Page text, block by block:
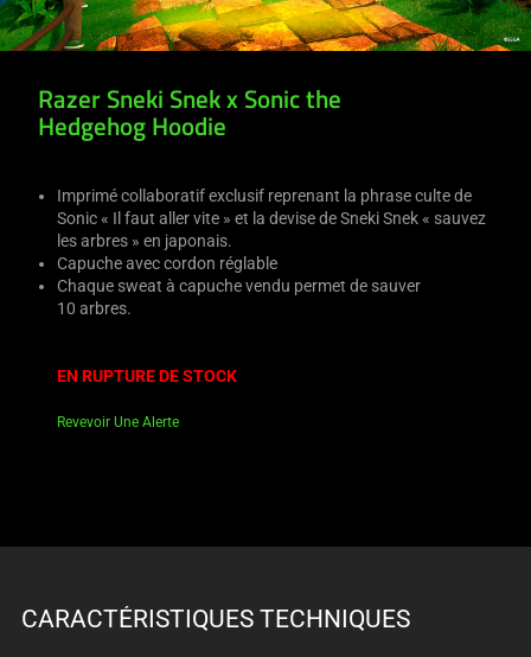
Razer Sneki Snek x Sonic the
Hedgehog Hoodie
Imprimé collaboratif exclusif reprenant la phrase culte de
Sonic « Il faut aller vite » et la devise de Sneki Snek « sauvez
les arbres » en japonais.
Capuche avec cordon réglable
Chaque sweat à capuche vendu permet de sauver
10 arbres.
EN RUPTURE DE STOCK
Revevoir Une Alerte
CARACTÉRISTIQUES TECHNIQUES